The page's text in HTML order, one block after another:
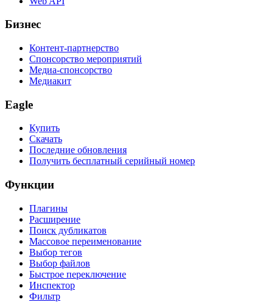
Бизнес
Контент-партнерство
Спонсорство мероприятий
Медиа-спонсорство
Медиакит
Eagle
Купить
Скачать
Последние обновления
Получить бесплатный серийный номер
Функции
Плагины
Расширение
Поиск дубликатов
Массовое переименование
Выбор тегов
Выбор файлов
Быстрое переключение
Инспектор
Фильтр